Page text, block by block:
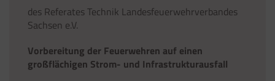
des Referates Technik Landesfeuerwehrverbandes
Sachsen e.V.
Vorbereitung der Feuerwehren auf einen
großflächigen Strom- und Infrastrukturausfall